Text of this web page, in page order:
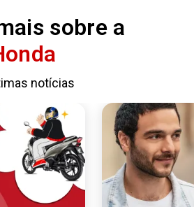
sobre a
notícias